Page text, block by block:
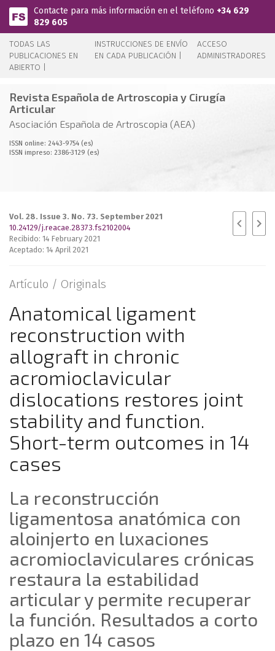
Pasar al contenido principal
Contacte para más información en el teléfono +34 629
829 605
TODAS LAS
PUBLICACIONES EN
ABIERTO |
INSTRUCCIONES DE ENVÍO
EN CADA PUBLICACIÓN |
ACCESO
ADMINISTRADORES
Revista Española de Artroscopia y Cirugía
Articular
Asociación Española de Artroscopia (AEA)
ISSN online: 2443-9754 (es)
ISSN impreso: 2386-3129 (es)
Vol. 28. Issue 3. No. 73. September 2021
10.24129/j.reacae.28373.fs2102004
Recibido: 14 February 2021
Aceptado: 14 April 2021
Artículo / Originals
Anatomical ligament
reconstruction with
allograft in chronic
acromioclavicular
dislocations restores joint
stability and function.
Short-term outcomes in 14
cases
La reconstrucción
ligamentosa anatómica con
aloinjerto en luxaciones
acromioclaviculares crónicas
restaura la estabilidad
articular y permite recuperar
la función. Resultados a corto
plazo en 14 casos